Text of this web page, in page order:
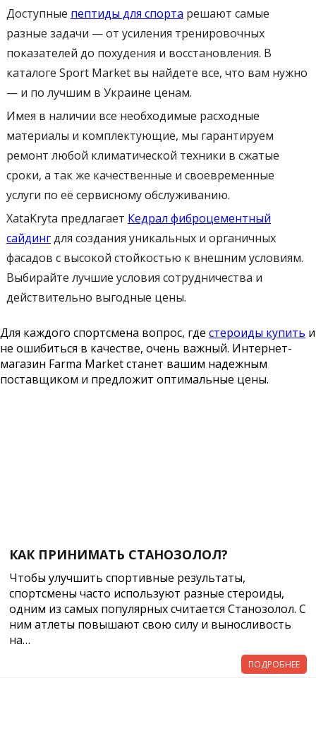
Доступные пептиды для спорта решают самые
разные задачи — от усиления тренировочных
показателей до похудения и восстановления. В
каталоге Sport Market вы найдете все, что вам нужно
— и по лучшим в Украине ценам.
Имея в наличии все необходимые расходные
материалы и комплектующие, мы гарантируем
ремонт любой климатической техники в сжатые
сроки, а так же качественные и своевременные
услуги по её сервисному обслуживанию.
XataKryta предлагает Кедрал фиброцементный
сайдингдля создания уникальных и органичных
фасадов с высокой стойкостью к внешним условиям.
Выбирайте лучшие условия сотрудничества и
действительно выгодные цены.
Для каждого спортсмена вопрос, где стероиды купить и
не ошибиться в качестве, очень важный. Интернет-
магазин Farma Market станет вашим надежным
поставщиком и предложит оптимальные цены.
КАК ПРИНИМАТЬ СТАНОЗОЛОЛ?
Чтобы улучшить спортивные результаты,
спортсмены часто используют разные стероиды,
одним из самых популярных считается Станозолол. С
ним атлеты повышают свою силу и выносливость
на…
ПОДРОБНЕЕ